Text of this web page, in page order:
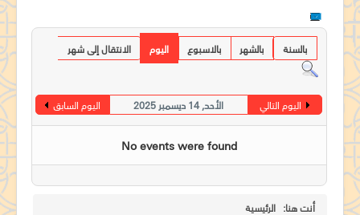
تفاسير ومسابقات
جدول الخدمات الطقسية
طلبات الصلاة
جاليرى
مركز لامباس
بالسنة بالشهر بالاسبوع اليوم الانتقال إلى شهر
اليوم السابق الأحد, 14 ديسمبر 2025 اليوم التالي
No events were found
أنت هنا: الرئيسية